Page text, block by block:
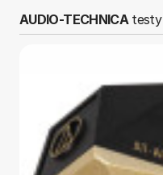
AUDIO-TECHNICA testy